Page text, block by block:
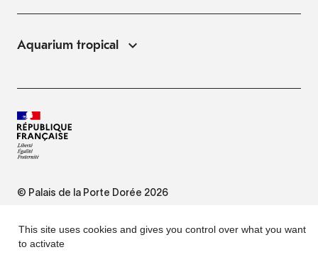
Aquarium tropical
© Palais de la Porte Dorée 2026
Website Terms of Use
This site uses cookies and gives you control over what you want
to activate